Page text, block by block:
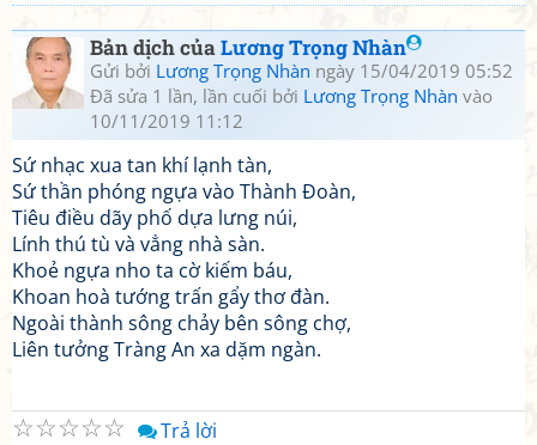
Bản dịch củaLương Trọng Nhàn
Gửi bởi Lương Trọng Nhàn ngày 15/04/2019 05:52
Đã sửa 1 lần, lần cuối bởi Lương Trọng Nhàn vào
10/11/2019 11:12
Sứ nhạc xua tan khí lạnh tàn,
Sứ thần phóng ngựa vào Thành Đoàn,
Tiêu điều dãy phố dựa lưng núi,
Lính thú tù và vẳng nhà sàn.
Khoẻ ngựa nho ta cờ kiếm báu,
Khoan hoà tướng trấn gẩy thơ đàn.
Ngoài thành sông chảy bên sông chợ,
Liên tưởng Tràng An xa dặm ngàn.
☆
☆
☆
☆
☆ Trả lời